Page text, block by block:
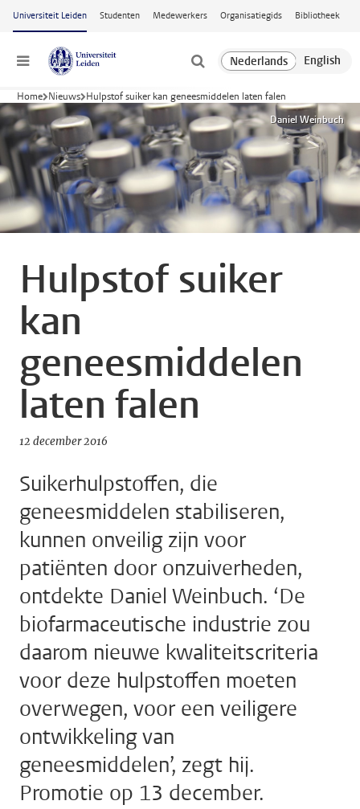
Ga naar hoofdinhoud
Universiteit Leiden Studenten Medewerkers Organisatiegids Bibliotheek
Menu
Home Nieuws Hulpstof suiker kan geneesmiddelen laten falen
Daniel Weinbuch
Hulpstof suiker
kan
geneesmiddelen
laten falen
12 december 2016
Suikerhulpstoffen, die
geneesmiddelen stabiliseren,
kunnen onveilig zijn voor
patiënten door onzuiverheden,
ontdekte Daniel Weinbuch. ‘De
biofarmaceutische industrie zou
daarom nieuwe kwaliteitscriteria
voor deze hulpstoffen moeten
overwegen, voor een veiligere
ontwikkeling van
geneesmiddelen’, zegt hij.
Promotie op 13 december.